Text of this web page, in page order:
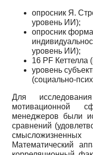
опросник Я.
уровень ИИ);
опросник
уровень ИИ);
16 PF Кеттелла
уровень
(социально-
Для
мотивационной
менеджеров были
сравнений
Математический